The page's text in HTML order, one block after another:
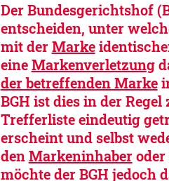
Der Bundesgerichtshof
entscheiden, unter
mit derMarke
eineMarkenverletzung
der betreffenden Marke
BGH ist dies in der
Trefferliste eindeutig
erscheint und selbst
denMarkeninhaberoder
möchte der BGH jedoch